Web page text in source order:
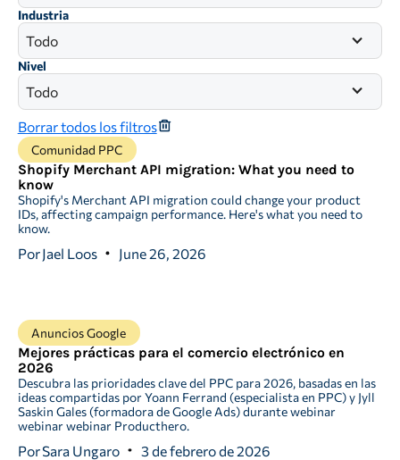
Industria
Todo
Nivel
Todo
Borrar todos los filtros
Comunidad PPC
Shopify Merchant API migration: What you need to
know
Shopify's Merchant API migration could change your product
IDs, affecting campaign performance. Here's what you need to
know.
PorJael Loos June 26, 2026
Anuncios Google
Mejores prácticas para el comercio electrónico en
2026
Descubra las prioridades clave del PPC para 2026, basadas en las
ideas compartidas por Yoann Ferrand (especialista en PPC) y Jyll
Saskin Gales (formadora de Google Ads) durante webinar
webinar webinar Producthero.
PorSara Ungaro 3 de febrero de 2026